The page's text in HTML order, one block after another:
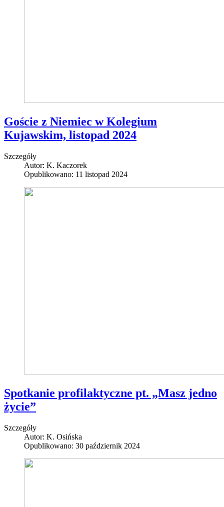
Goście z Niemiec w Kolegium
Kujawskim, listopad 2024
Szczegóły
Autor: K. Kaczorek
Opublikowano: 11 listopad 2024
Spotkanie profilaktyczne pt. „Masz jedno
życie”
Szczegóły
Autor: K. Osińska
Opublikowano: 30 październik 2024